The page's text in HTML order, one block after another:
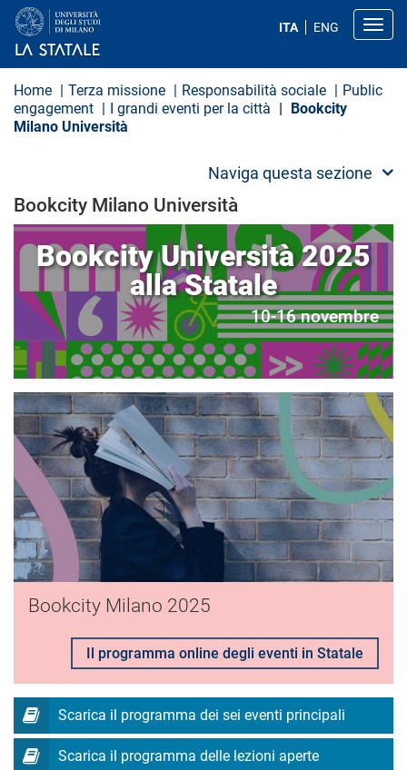
a
ITA ENG
Home Terza missione Responsabilità sociale
Public
engagement
I grandi eventi per la città
Bookcity
Milano Università
Naviga questa sezione
Bookcity Milano Università
Bookcity Università 2025
alla Statale
10-16 novembre
Bookcity Milano 2025
Il programma online degli eventi in Statale
Scarica il programma dei sei eventi principali
Scarica il programma delle lezioni aperte